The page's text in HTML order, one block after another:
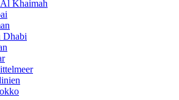
Khaimah
Dhabi